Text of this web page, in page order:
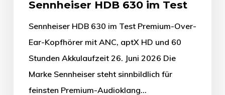
Sennheiser HDB 630 im Test
Sennheiser HDB 630 im Test Premium-Over-
Ear-Kopfhörer mit ANC, aptX HD und 60
Stunden Akkulaufzeit 26. Juni 2026 Die
Marke Sennheiser steht sinnbildlich für
feinsten Premium-Audioklang…